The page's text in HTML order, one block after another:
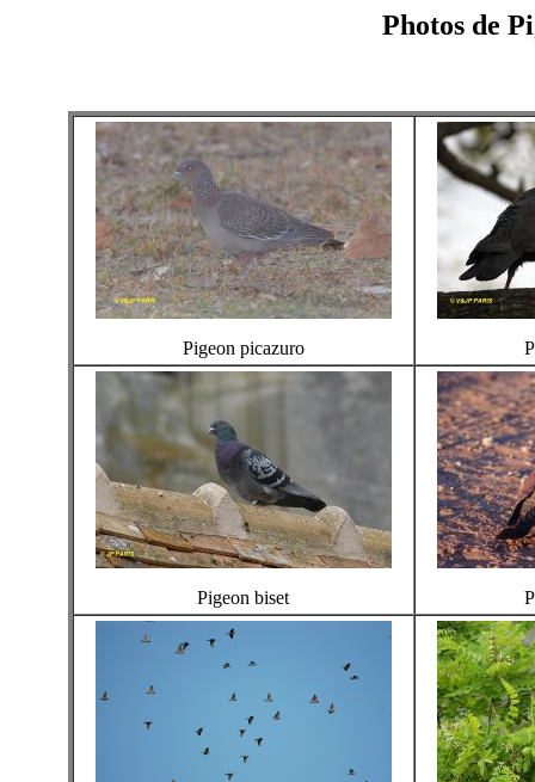
Photos de
Pigeon picazuro
Pigeon biset